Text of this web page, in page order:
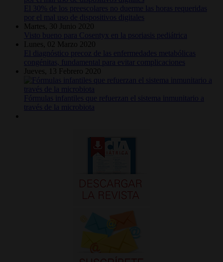
El 30% de los preescolares no duerme las horas requeridas
por el mal uso de dispositivos digitales
Martes, 30 Junio 2020
Visto bueno para Cosentyx en la psoriasis pediátrica
Lunes, 02 Marzo 2020
El diagnóstico precoz de las enfermedades metabólicas
congénitas, fundamental para evitar complicaciones
Jueves, 13 Febrero 2020
Fórmulas infantiles que refuerzan el sistema inmunitario a
través de la microbiota